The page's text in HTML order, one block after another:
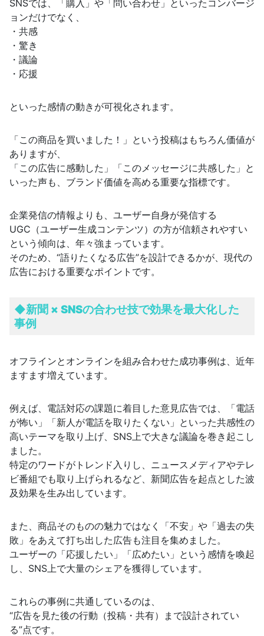
SNSでは、「購入」や「問い合わせ」といったコンバージ
ョンだけでなく、
・共感
・驚き
・議論
・応援
といった感情の動きが可視化されます。
「この商品を買いました！」という投稿はもちろん価値が
ありますが、
「この広告に感動した」「このメッセージに共感した」と
いった声も、ブランド価値を高める重要な指標です。
企業発信の情報よりも、ユーザー自身が発信する
UGC（ユーザー生成コンテンツ）の方が信頼されやすい
という傾向は、年々強まっています。
そのため、“語りたくなる広告”を設計できるかが、現代の
広告における重要なポイントです。
◆新聞 × SNSの合わせ技で効果を最大化した
事例
オフラインとオンラインを組み合わせた成功事例は、近年
ますます増えています。
例えば、電話対応の課題に着目した意見広告では、「電話
が怖い」「新人が電話を取りたくない」といった共感性の
高いテーマを取り上げ、SNS上で大きな議論を巻き起こし
ました。
特定のワードがトレンド入りし、ニュースメディアやテレ
ビ番組でも取り上げられるなど、新聞広告を起点とした波
及効果を生み出しています。
また、商品そのものの魅力ではなく「不安」や「過去の失
敗」をあえて打ち出した広告も注目を集めました。
ユーザーの「応援したい」「広めたい」という感情を喚起
し、SNS上で大量のシェアを獲得しています。
これらの事例に共通しているのは、
“広告を見た後の行動（投稿・共有）まで設計されてい
る”点です。